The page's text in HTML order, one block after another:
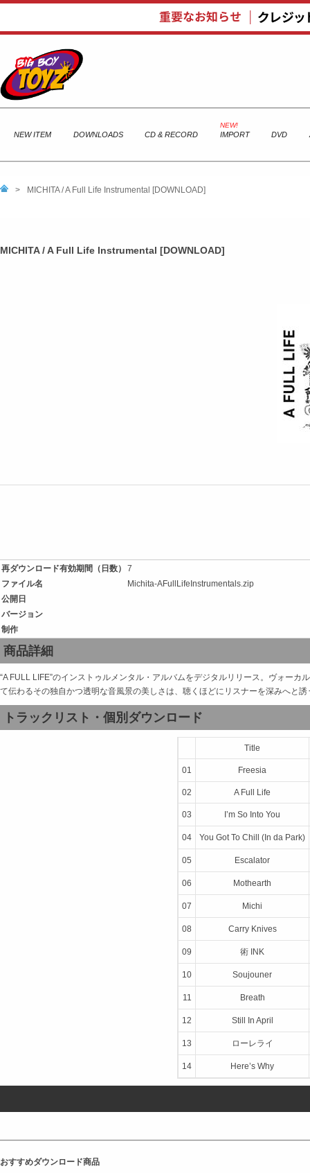
NEW ITEM DOWNLOADS CD & RECORD IMPORT DVD
> MICHITA / A Full Life Instrumental [DOWNLOAD]
MICHITA / A Full Life Instrumental [DOWNLOAD]
再ダウンロード有効期間（日数）
7
ファイル名
Michita-AFullLifeInstrumentals.zip
公開日
バージョン
制作
商品詳細
“A FULL LIFE”のインストゥルメンタル・アルバムをデジタルリリース。ヴォー
て伝わるその独自かつ透明な音風景の美しさは、聴くほどにリスナーを深みへと
トラックリスト・個別ダウンロード
Title
01 Freesia
02 A Full Life
03 I’m So Into You
04 You Got To Chill (In da Park)
05 Escalator
06 Mothearth
07 Michi
08 Carry Knives
09 術 INK
10 Soujouner
11 Breath
12 Still In April
13 ローレライ
14 Here’s Why
おすすめダウンロード商品